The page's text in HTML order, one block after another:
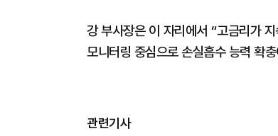
강 부사장은 이 자리에서 “고금리가
모니터링 중심으로 손실흡수 능력 확
관련기사